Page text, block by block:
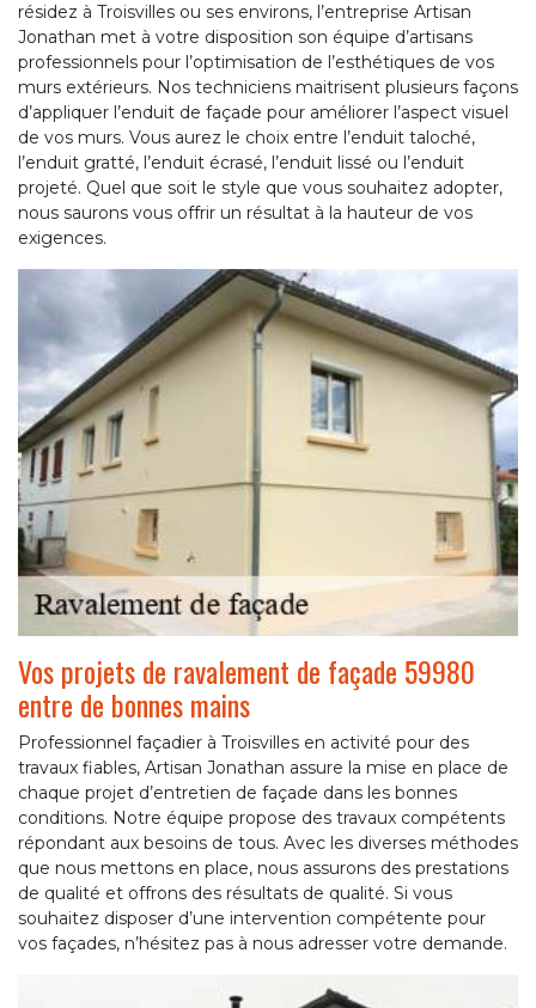
résidez à Troisvilles ou ses environs, l’entreprise Artisan
Jonathan met à votre disposition son équipe d’artisans
professionnels pour l’optimisation de l’esthétiques de vos
murs extérieurs. Nos techniciens maitrisent plusieurs façons
d’appliquer l’enduit de façade pour améliorer l’aspect visuel
de vos murs. Vous aurez le choix entre l’enduit taloché,
l’enduit gratté, l’enduit écrasé, l’enduit lissé ou l’enduit
projeté. Quel que soit le style que vous souhaitez adopter,
nous saurons vous offrir un résultat à la hauteur de vos
exigences.
Vos projets de ravalement de façade 59980
entre de bonnes mains
Professionnel façadier à Troisvilles en activité pour des
travaux fiables, Artisan Jonathan assure la mise en place de
chaque projet d’entretien de façade dans les bonnes
conditions. Notre équipe propose des travaux compétents
répondant aux besoins de tous. Avec les diverses méthodes
que nous mettons en place, nous assurons des prestations
de qualité et offrons des résultats de qualité. Si vous
souhaitez disposer d’une intervention compétente pour
vos façades, n’hésitez pas à nous adresser votre demande.